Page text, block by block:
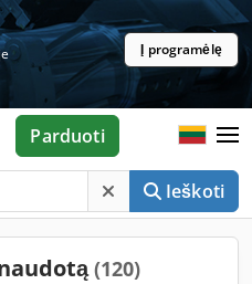
Į programėlę
Ieškoti
Parduoti
(120)